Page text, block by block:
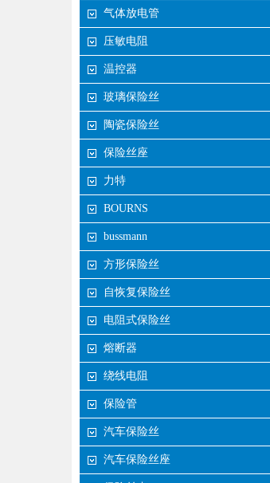
气体放电管
压敏电阻
温控器
玻璃保险丝
陶瓷保险丝
保险丝座
力特
BOURNS
bussmann
方形保险丝
自恢复保险丝
电阻式保险丝
熔断器
绕线电阻
保险管
汽车保险丝
汽车保险丝座